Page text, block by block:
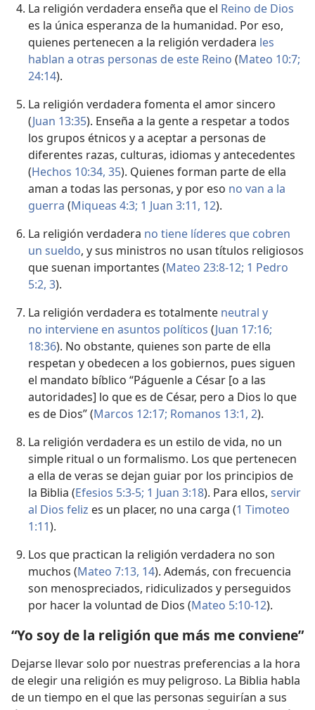
La religión verdadera enseña que el Reino de Dios
es la única esperanza de la humanidad. Por eso,
quienes pertenecen a la religión verdadera les
hablan a otras personas de este Reino (Mateo 10:7;
24:14).
La religión verdadera fomenta el amor sincero
(Juan 13:35). Enseña a la gente a respetar a todos
los grupos étnicos y a aceptar a personas de
diferentes razas, culturas, idiomas y antecedentes
(Hechos 10:34, 35). Quienes forman parte de ella
aman a todas las personas, y por eso no van a la
guerra (Miqueas 4:3; 1 Juan 3:11, 12).
La religión verdadera no tiene líderes que cobren
un sueldo, y sus ministros no usan títulos religiosos
que suenan importantes (Mateo 23:8-12; 1 Pedro
5:2, 3).
La religión verdadera es totalmente neutral y
no interviene en asuntos políticos (Juan 17:16;
18:36). No obstante, quienes son parte de ella
respetan y obedecen a los gobiernos, pues siguen
el mandato bíblico “Páguenle a César [o a las
autoridades] lo que es de César, pero a Dios lo que
es de Dios” (Marcos 12:17; Romanos 13:1, 2).
La religión verdadera es un estilo de vida, no un
simple ritual o un formalismo. Los que pertenecen
a ella de veras se dejan guiar por los principios de
la Biblia (Efesios 5:3-5; 1 Juan 3:18). Para ellos, servir
al Dios feliz es un placer, no una carga (1 Timoteo
1:11).
Los que practican la religión verdadera no son
muchos (Mateo 7:13, 14). Además, con frecuencia
son menospreciados, ridiculizados y perseguidos
por hacer la voluntad de Dios (Mateo 5:10-12).
“Yo soy de la religión que más me conviene”
Dejarse llevar solo por nuestras preferencias a la hora
de elegir una religión es muy peligroso. La Biblia habla
de un tiempo en el que las personas seguirían a sus